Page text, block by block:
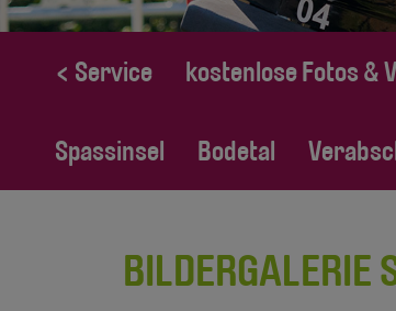
< Service kostenlose Fotos &
Spassinsel Bodetal
BILDERGALERIE